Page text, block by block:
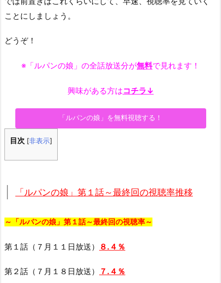
ことにしましょう。
どうぞ！
※「ルパンの娘」の全話放送分が無料で見れます！
興味がある方はコチラ↓
「ルパンの娘」を無料視聴する！
目次 [非表示]
「ルパンの娘」第１話～最終回の視聴率推移
～「ルパンの娘」第１話～最終回の視聴率～
第１話（７月１１日放送） ８.４％
第２話（７月１８日放送） ７.４％